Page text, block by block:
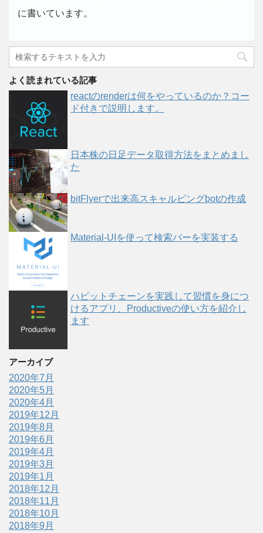
に書いています。
よく読まれている記事
reactのrenderは何をやっているのか？コー
ド付きで説明します。
日本株の日足データ取得方法をまとめまし
た
bitFlyerで出来高スキャルピングbotの作成
Material-UIを使って検索バーを実装する
ハビットチェーンを実践して習慣を身につ
けるアプリ、Productiveの使い方を紹介し
ます
アーカイブ
2020年7月
2020年5月
2020年4月
2019年12月
2019年8月
2019年6月
2019年4月
2019年3月
2019年1月
2018年12月
2018年11月
2018年10月
2018年9月